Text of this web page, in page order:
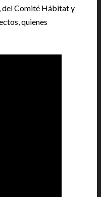
del Comité Hábitat y
quienes